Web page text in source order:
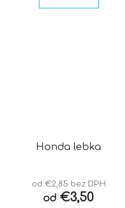
Honda lebka
od €2,85 bez DPH
od €3,50